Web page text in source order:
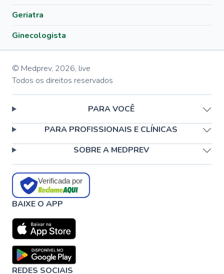
Geriatra
Ginecologista
© Medprev, 2026, live
Todos os direitos reservados
PARA VOCÊ
PARA PROFISSIONAIS E CLÍNICAS
SOBRE A MEDPREV
Verificada por
BAIXE O APP
REDES SOCIAIS